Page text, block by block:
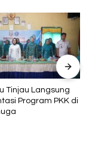
Tinjau Langsung
Program PKK di